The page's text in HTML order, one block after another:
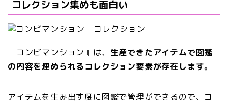
コレクション集めも面白い
『コンビマンション』は、 生産できたアイテムで図鑑
の内容を埋められるコレクション要素が存在します。
アイテムを生み出す度に図鑑で管理ができるので、コ